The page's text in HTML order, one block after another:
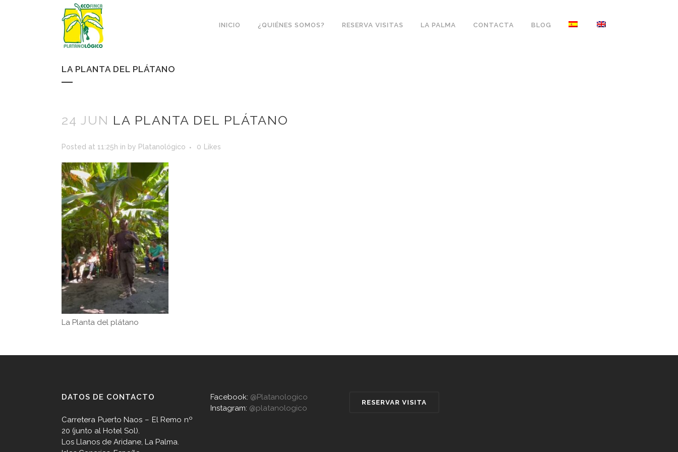
INICIO ¿QUIÉNES SOMOS? RESERVA VISITAS LA PALMA CONTACTA BLOG
LA PLANTA DEL PLÁTANO
24 JUN LA PLANTA DEL PLÁTANO
Posted at 11:25h in by Platanológico 0 Likes
La Planta del plátano
DATOS DE CONTACTO
Carretera Puerto Naos – El Remo nº
20 (junto al Hotel Sol).
Los Llanos de Aridane, La Palma.
Facebook: @Platanologico
Instagram: @platanologico
RESERVAR VISITA